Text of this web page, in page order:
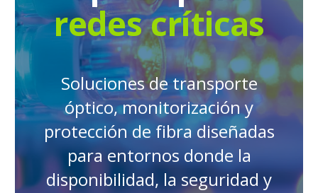
redes críticas
Soluciones de transporte
óptico, monitorización y
protección de fibra diseñadas
para entornos donde la
disponibilidad, la seguridad y